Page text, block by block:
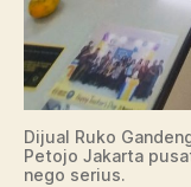
Dijual Ruko
Petojo Jakarta
nego serius.